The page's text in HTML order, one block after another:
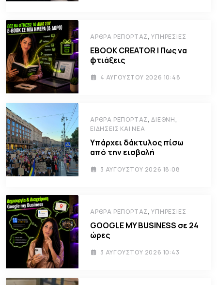
ΆΡΘΡΑ ΡΕΠΟΡΤΆΖ,ΥΠΗΡΕΣΊΕΣ
EBOOK CREATOR | Πως να
φτιάξεις
4 ΑΥΓΟΎΣΤΟΥ 2026 10:48
ΆΡΘΡΑ ΡΕΠΟΡΤΆΖ,ΔΙΕΘΝΉ,
ΕΙΔΉΣΕΙΣ ΚΑΙ ΝΈΑ
Υπάρχει δάκτυλος πίσω
από την εισβολή
3 ΑΥΓΟΎΣΤΟΥ 2026 18:08
ΆΡΘΡΑ ΡΕΠΟΡΤΆΖ,ΥΠΗΡΕΣΊΕΣ
GOOGLE MY BUSINESS σε 24
ώρες
3 ΑΥΓΟΎΣΤΟΥ 2026 10:43